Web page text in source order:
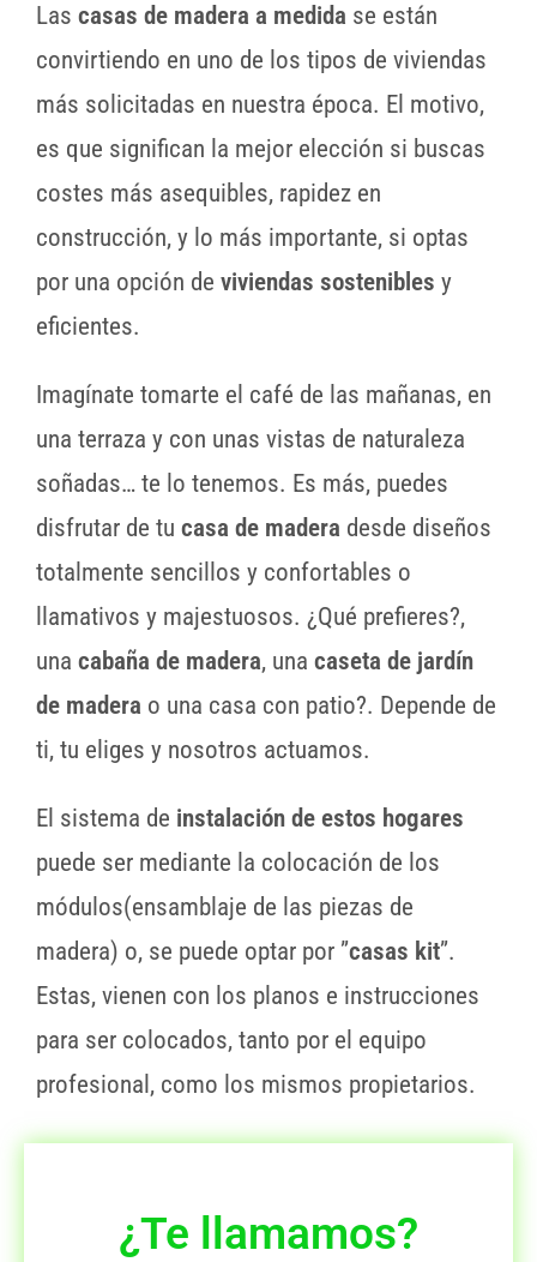
Las casas de madera a medida se están
convirtiendo en uno de los tipos de viviendas
más solicitadas en nuestra época. El motivo,
es que significan la mejor elección si buscas
costes más asequibles, rapidez en
construcción, y lo más importante, si optas
por una opción de viviendas sostenibles y
eficientes.
Imagínate tomarte el café de las mañanas, en
una terraza y con unas vistas de naturaleza
soñadas… te lo tenemos. Es más, puedes
disfrutar de tu casa de madera desde diseños
totalmente sencillos y confortables o
llamativos y majestuosos. ¿Qué prefieres?,
una cabaña de madera, una caseta de jardín
de madera o una casa con patio?. Depende de
ti, tu eliges y nosotros actuamos.
El sistema de instalación de estos hogares
puede ser mediante la colocación de los
módulos(ensamblaje de las piezas de
madera) o, se puede optar por ”casas kit”.
Estas, vienen con los planos e instrucciones
para ser colocados, tanto por el equipo
profesional, como los mismos propietarios.
¿Te llamamos?